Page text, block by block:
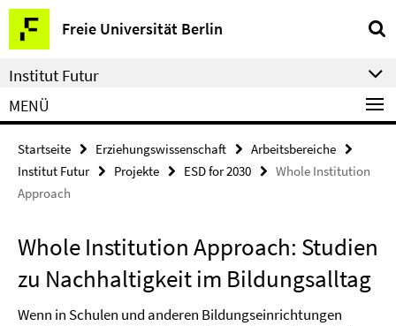
Springe
direkt
zu
Inhalt
Freie Universität Berlin
Service-
Navigation
Institut Futur
MENÜ
Startseite Erziehungswissenschaft
Arbeitsbereiche
Institut Futur
Projekte ESD for 2030
Whole Institution
Approach
Whole Institution Approach: Studien
zu Nachhaltigkeit im Bildungsalltag
Wenn in Schulen und anderen Bildungseinrichtungen